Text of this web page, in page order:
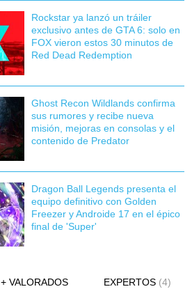
Rockstar ya lanzó un tráiler
exclusivo antes de GTA 6: solo en
FOX vieron estos 30 minutos de
Red Dead Redemption
Ghost Recon Wildlands confirma
sus rumores y recibe nueva
misión, mejoras en consolas y el
contenido de Predator
Dragon Ball Legends presenta el
equipo definitivo con Golden
Freezer y Androide 17 en el épico
final de 'Super'
+ VALORADOS EXPERTOS (4)